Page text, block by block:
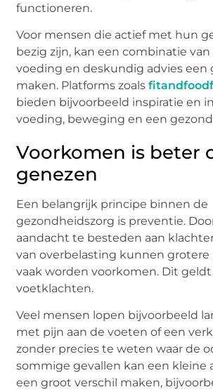
functioneren.
Voor mensen die actief met hun
bezig zijn, kan een combinatie
voeding en deskundig advies een
maken. Platforms zoals
bieden bijvoorbeeld inspiratie en
voeding, beweging en een
Voorkomen is beter
genezen
Een belangrijk principe binnen de
gezondheidszorg is preventie.
aandacht te besteden aan
van overbelasting kunnen
vaak worden voorkomen. Dit
voetklachten.
Veel mensen lopen bijvoorbeeld
met pijn aan de voeten of een
zonder precies te weten waar de
sommige gevallen kan een kleine
een groot verschil maken,